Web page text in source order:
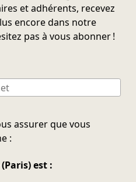
et adhérents, recevez
encore dans notre
pas à vous abonner !
assurer que vous
:
est :